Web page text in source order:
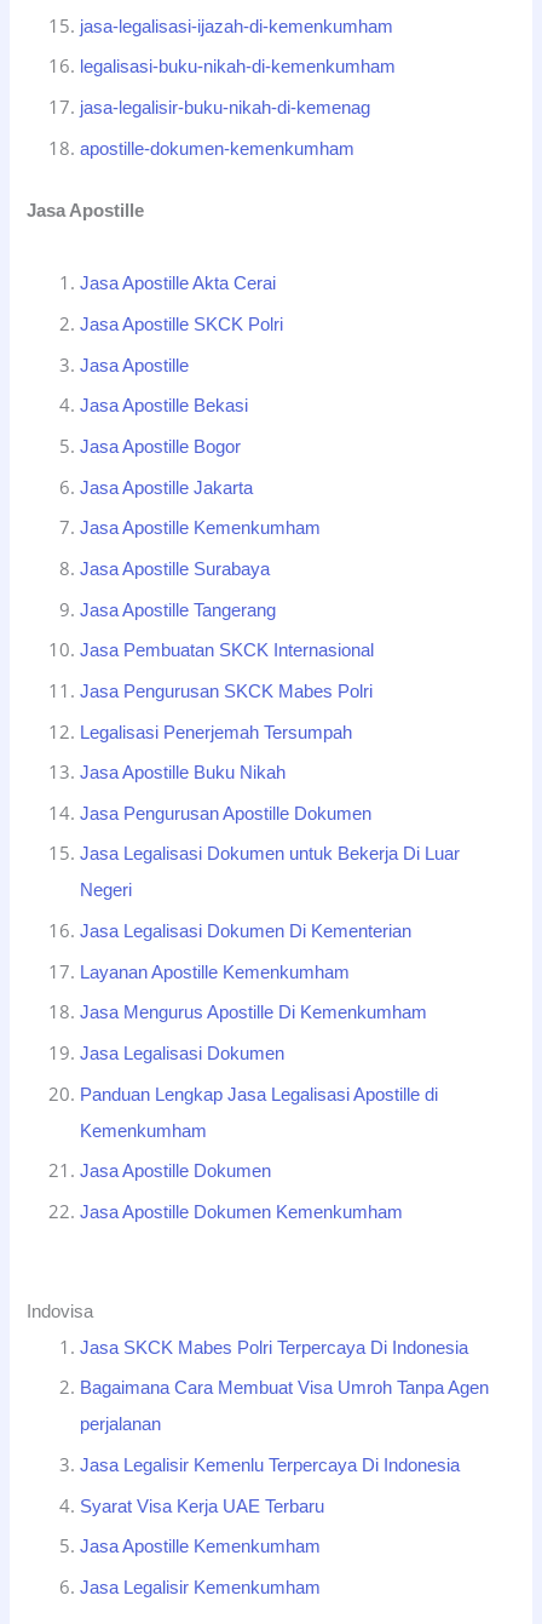
jasa-legalisasi-ijazah-di-kemenkumham
legalisasi-buku-nikah-di-kemenkumham
jasa-legalisir-buku-nikah-di-kemenag
apostille-dokumen-kemenkumham
Jasa Apostille
Jasa Apostille Akta Cerai
Jasa Apostille SKCK Polri
Jasa Apostille
Jasa Apostille Bekasi
Jasa Apostille Bogor
Jasa Apostille Jakarta
Jasa Apostille Kemenkumham
Jasa Apostille Surabaya
Jasa Apostille Tangerang
Jasa Pembuatan SKCK Internasional
Jasa Pengurusan SKCK Mabes Polri
Legalisasi Penerjemah Tersumpah
Jasa Apostille Buku Nikah
Jasa Pengurusan Apostille Dokumen
Jasa Legalisasi Dokumen untuk Bekerja Di Luar
Negeri
Jasa Legalisasi Dokumen Di Kementerian
Layanan Apostille Kemenkumham
Jasa Mengurus Apostille Di Kemenkumham
Jasa Legalisasi Dokumen
Panduan Lengkap Jasa Legalisasi Apostille di
Kemenkumham
Jasa Apostille Dokumen
Jasa Apostille Dokumen Kemenkumham
Indovisa
Jasa SKCK Mabes Polri Terpercaya Di Indonesia
Bagaimana Cara Membuat Visa Umroh Tanpa Agen
perjalanan
Jasa Legalisir Kemenlu Terpercaya Di Indonesia
Syarat Visa Kerja UAE Terbaru
Jasa Apostille Kemenkumham
Jasa Legalisir Kemenkumham